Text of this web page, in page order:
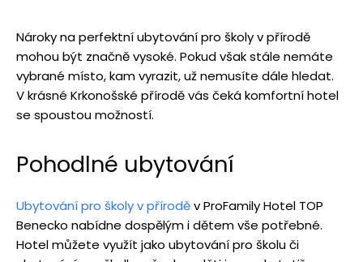
Nároky na perfektní ubytování pro školy v přírodě
mohou být značně vysoké. Pokud však stále nemáte
vybrané místo, kam vyrazit, už nemusíte dále hledat.
V krásné Krkonošské přírodě vás čeká komfortní hotel
se spoustou možností.
Pohodlné ubytování
Ubytování pro školy v příroděv ProFamily Hotel TOP
Benecko nabídne dospělým i dětem vše potřebné.
Hotel můžete využít jako ubytování pro školu či